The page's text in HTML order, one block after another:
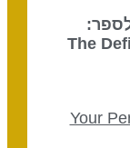
The
Your